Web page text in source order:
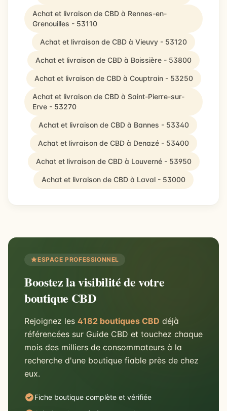
Achat et livraison de CBD à Rennes-en-
Grenouilles - 53110
Achat et livraison de CBD à Vieuvy - 53120
Achat et livraison de CBD à Boissière - 53800
Achat et livraison de CBD à Couptrain - 53250
Achat et livraison de CBD à Saint-Pierre-sur-
Erve - 53270
Achat et livraison de CBD à Bannes - 53340
Achat et livraison de CBD à Denazé - 53400
Achat et livraison de CBD à Louverné - 53950
Achat et livraison de CBD à Laval - 53000
ESPACE PROFESSIONNEL
Boostez la visibilité de votre
boutique CBD
Rejoignez les 4182 boutiques CBD déjà
référencées sur Guide CBD et touchez chaque
mois des milliers de consommateurs à la
recherche d'une boutique fiable près de chez
eux.
Fiche boutique complète et vérifiée